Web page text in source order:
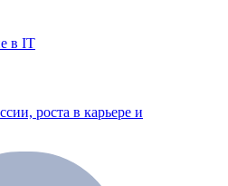
в IT
роста в карьере и